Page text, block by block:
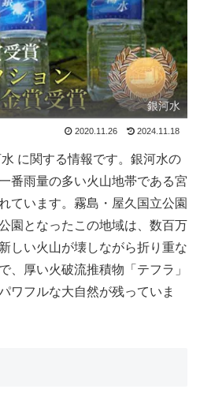
銀河水
2020.11.26 2024.11.18
に関する情報です。銀河水の
番雨量の多い火山地帯である宮
ています。霧島・屋久国立公園
園となったこの地域は、数百万
しい火山が壊しながら折り重な
、厚い火破流推積物「テフラ」
ワフルな大自然が残っていま